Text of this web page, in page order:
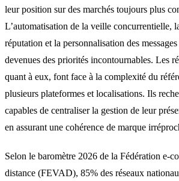
leur position sur des marchés toujours plus
L’automatisation de la veille concurrentielle,
réputation et la personnalisation des
devenues des priorités incontournables. Les
quant à eux, font face à la complexité du
plusieurs plateformes et localisations. Ils
capables de centraliser la gestion de leur
en assurant une cohérence de marque
Selon le baromètre 2026 de la Fédération e-
distance (FEVAD), 85% des réseaux